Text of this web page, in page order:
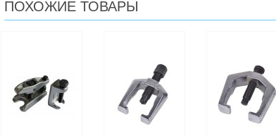
ПОХОЖИЕ ТОВАРЫ